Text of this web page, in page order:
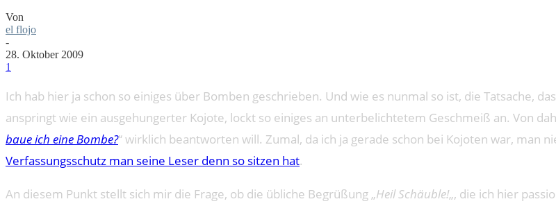
Von
el flojo
-
28. Oktober 2009
1
Ich hab hier ja schon so einiges über Bomben geschrieben. Und wie es nunmal so ist, die Tatsache,
anspringt wie ein ausgehungerter Kojote, lockt so einiges an unterbelichtetem Geschmeiß an. Von
baue ich eine Bombe?“ wirklich beantworten will. Zumal, da ich ja gerade schon bei Kojoten war, man
Verfassungsschutz man seine Leser denn so sitzen hat.
An diesem Punkt stellt sich mir die Frage, ob die übliche Begrüßung „Heil Schäuble!„, die ich hier